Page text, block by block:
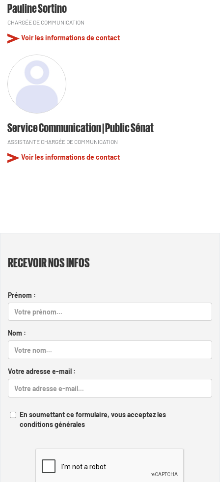
Pauline Sortino
CHARGÉE DE COMMUNICATION
Voir les informations de contact
Service Communication | Public Sénat
ASSISTANTE CHARGÉE DE COMMUNICATION
Voir les informations de contact
RECEVOIR NOS INFOS
Prénom :
Nom :
Votre adresse e-mail :
En soumettant ce formulaire, vous acceptez les
conditions générales